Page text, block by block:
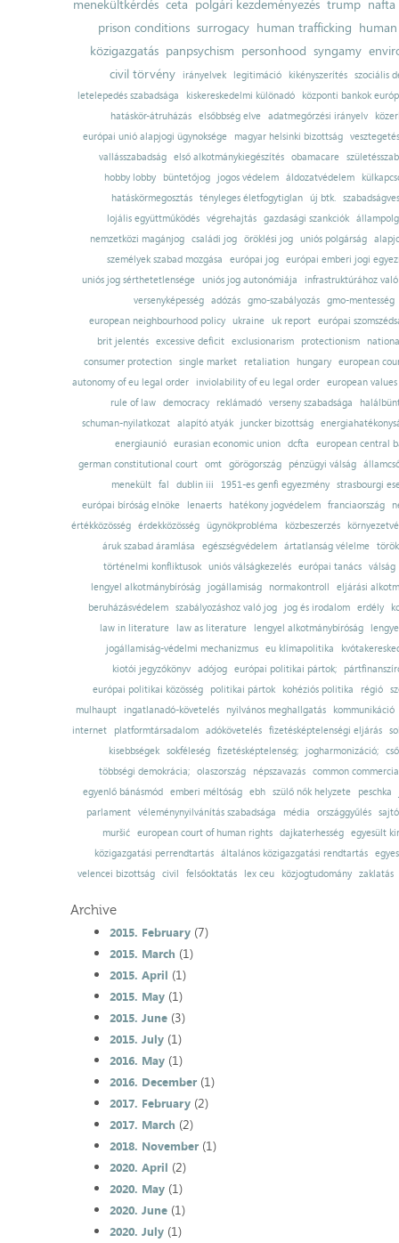
menekültkérdés ceta polgári kezdeményezés trump nafta
prison conditions surrogacy human trafficking
közigazgatás panpsychism personhood syngamy
civil törvény
irányelvek legitimáció kikényszerítés szociális
letelepedés szabadsága
kiskereskedelmi különadó
központi bankok
hatáskör-átruházás
elsőbbség elve adatmegőrzési irányelv
európai unió alapjogi ügynoksége
magyar helsinki bizottság
vesztegetés
vallásszabadság
első alkotmánykiegészítés obamacare
hobby lobby
büntetőjog jogos védelem áldozatvédelem
hatáskörmegosztás tényleges életfogytiglan új btk.
lojális együttműködés
végrehajtás gazdasági szankciók
nemzetközi magánjog
családi jog öröklési jog uniós polgárság
személyek szabad mozgása
európai jog európai emberi jogi
uniós jog sérthetetlensége uniós jog autonómiája
infrastruktúrához
versenyképesség adózás gmo-szabályozás gmo-mentesség
european neighbourhood policy
ukraine uk report
európai
brit jelentés excessive deficit exclusionarism protectionism
consumer protection
single market retaliation hungary
european
autonomy of eu legal order
inviolability of eu legal order
european values
rule of law
democracy reklámadó verseny szabadsága
schuman-nyilatkozat alapító atyák juncker bizottság
energiaunió eurasian economic union dcfta
european central
german constitutional court
omt görögország pénzügyi válság
menekült
fal dublin iii 1951-es genfi egyezmény
strasbourgi
európai bíróság elnöke
lenaerts hatékony jogvédelem franciaország
értékközösség
érdekközösség ügynökprobléma közbeszerzés
áruk szabad áramlása
egészségvédelem ártatlanság vélelme
történelmi konfliktusok uniós válságkezelés európai tanács válság
lengyel alkotmánybíróság
jogállamiság normakontroll
eljárási
beruházásvédelem
szabályozáshoz való jog jog és irodalom erdély
law in literature
law as literature lengyel alkotmánybíróság
jogállamiság-védelmi mechanizmus
eu klímapolitika
kiotói jegyzőkönyv adójog európai politikai pártok;
európai politikai közösség
politikai pártok kohéziós politika régió
mulhaupt
ingatlanadó-követelés nyilvános meghallgatás
kommunikáció
internet
platformtársadalom adókövetelés fizetésképtelenségi eljárás
kisebbségek sokféleség fizetésképtelenség; jogharmonizáció;
többségi demokrácia; olaszország népszavazás common
egyenlő bánásmód emberi méltóság ebh szülő nők helyzete
peschka
parlament
véleménynyilvánítás szabadsága média országgyűlés
muršić
european court of human rights dajkaterhesség
egyesült
közigazgatási perrendtartás
általános közigazgatási rendtartás
velencei bizottság
civil felsőoktatás lex ceu közjogtudomány zaklatás
Archive
2015. February(7)
2015. March (1)
2015. April (1)
2015. May(1)
2015. June(3)
2015. July(1)
2016. May(1)
2016. December(1)
2017. February(2)
2017. March (2)
2018. November(1)
2020. April (2)
2020. May(1)
2020. June(1)
2020. July(1)